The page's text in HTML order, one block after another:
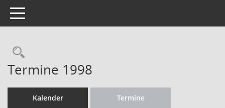
Toggle navigation
Rechercheauswahl
Termine 1998
Kalender Termine